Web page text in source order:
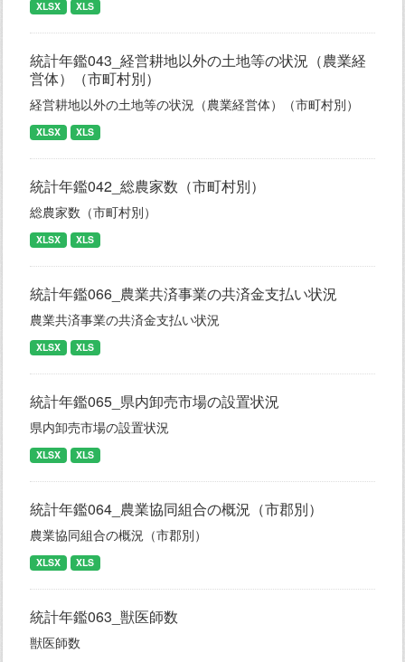
XLSX XLS
統計年鑑043_経営耕地以外の土地等の状況（農業経
営体）（市町村別）
経営耕地以外の土地等の状況（農業経営体）（市町村別）
XLSX XLS
統計年鑑042_総農家数（市町村別）
総農家数（市町村別）
XLSX XLS
統計年鑑066_農業共済事業の共済金支払い状況
農業共済事業の共済金支払い状況
XLSX XLS
統計年鑑065_県内卸売市場の設置状況
県内卸売市場の設置状況
XLSX XLS
統計年鑑064_農業協同組合の概況（市郡別）
農業協同組合の概況（市郡別）
XLSX XLS
統計年鑑063_獣医師数
獣医師数